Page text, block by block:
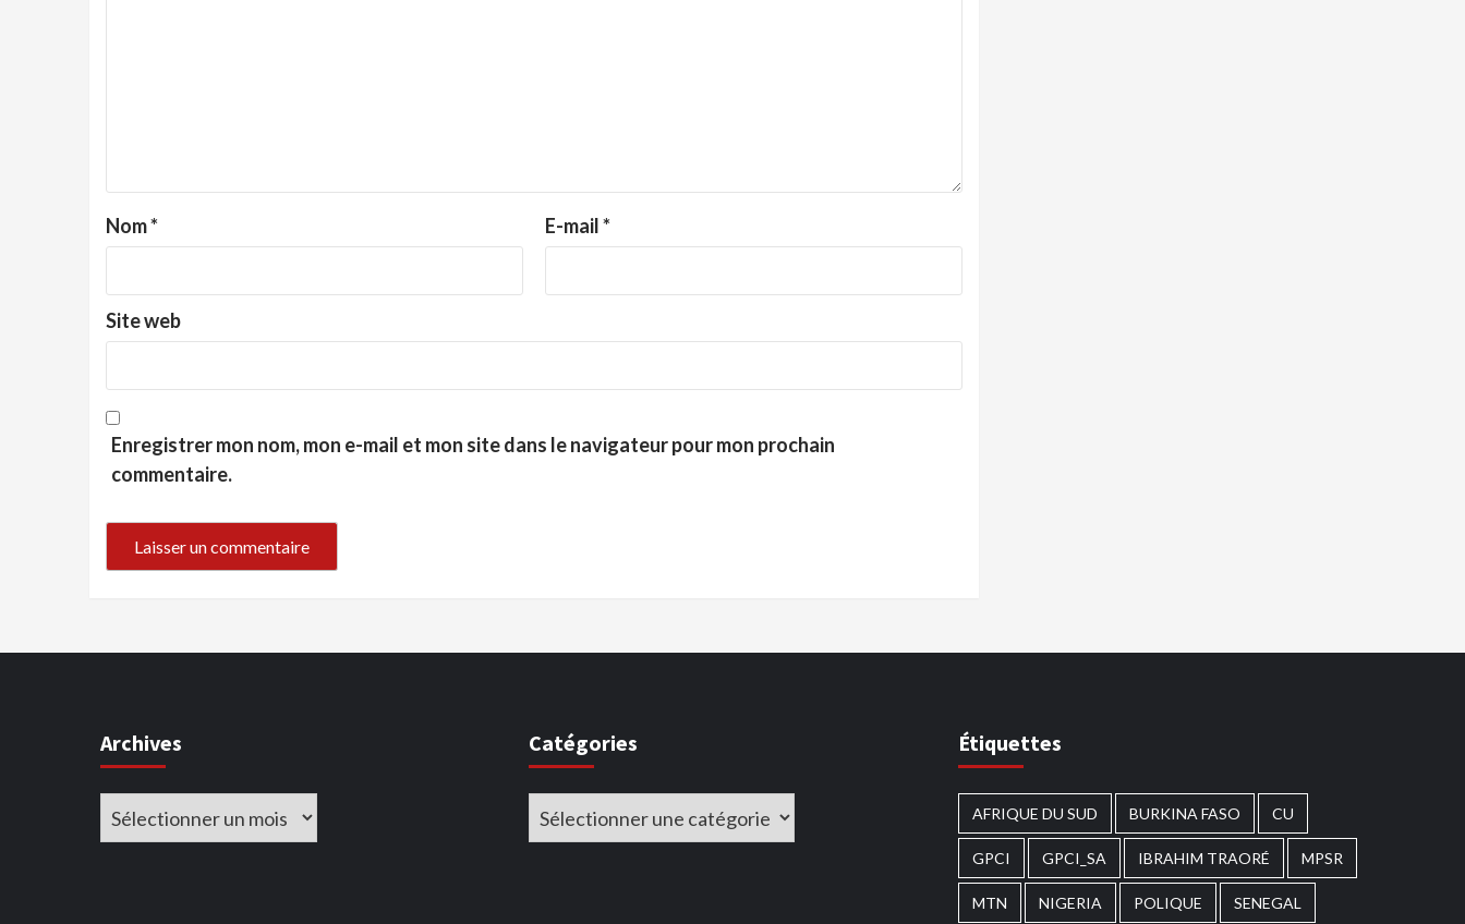
Nom* E-mail*
Site web
Enregistrer mon nom, mon e-mail et mon site dans le navigateur pour mon prochain
commentaire.
Archives
Archives
Catégories
Catégories
Étiquettes
AFRIQUE DU SUD BURKINA FASO CU
GPCI GPCI_SA IBRAHIM TRAORÉ MPSR
MTN NIGERIA POLIQUE SENEGAL